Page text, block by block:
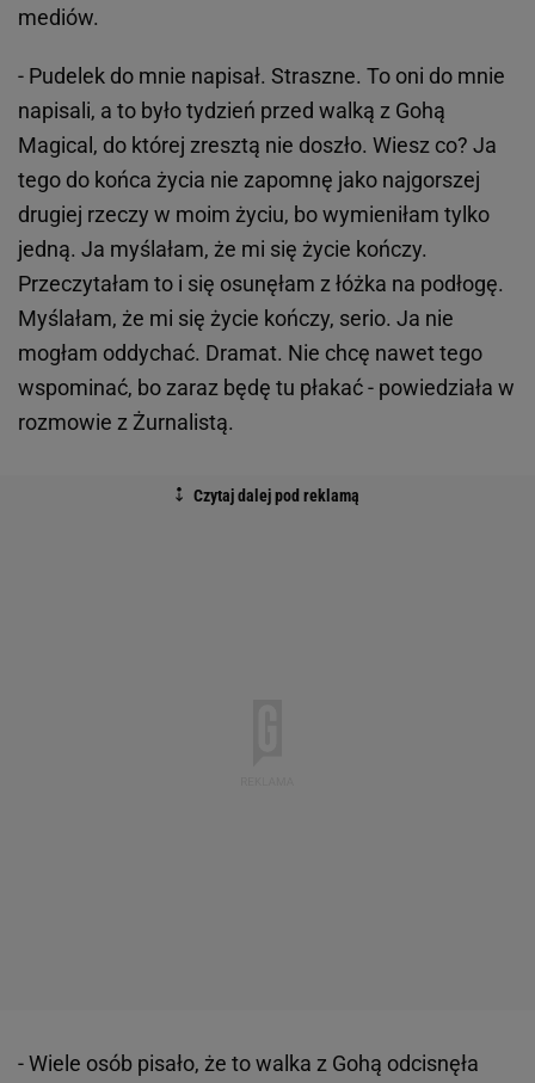
mediów.
- Pudelek do mnie napisał. Straszne. To oni do mnie
napisali, a to było tydzień przed walką z Gohą
Magical, do której zresztą nie doszło. Wiesz co? Ja
tego do końca życia nie zapomnę jako najgorszej
drugiej rzeczy w moim życiu, bo wymieniłam tylko
jedną. Ja myślałam, że mi się życie kończy.
Przeczytałam to i się osunęłam z łóżka na podłogę.
Myślałam, że mi się życie kończy, serio. Ja nie
mogłam oddychać. Dramat. Nie chcę nawet tego
wspominać, bo zaraz będę tu płakać - powiedziała w
rozmowie z Żurnalistą.
- Wiele osób pisało, że to walka z Gohą odcisnęła